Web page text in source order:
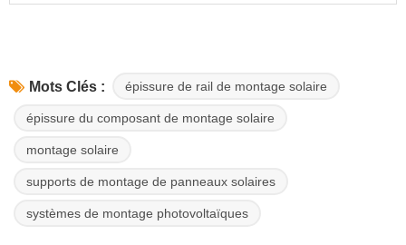
Mots Clés : épissure de rail de montage solaire
épissure du composant de montage solaire
montage solaire
supports de montage de panneaux solaires
systèmes de montage photovoltaïques